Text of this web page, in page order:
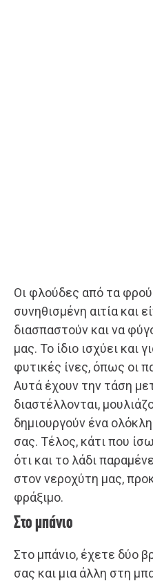
Οι φλούδες από τα
συνηθισμένη αιτία και
διασπαστούν και να
μας. Το ίδιο ισχύει και
φυτικές ίνες, όπως οι
Αυτά έχουν την τάση
διαστέλλονται,
δημιουργούν ένα
σας. Τέλος, κάτι που
ότι και το λάδι
στον νεροχύτη μας,
φράξιμο.
Στο μπάνιο
Στο μπάνιο, έχετε δύο
σας και μια άλλη στη